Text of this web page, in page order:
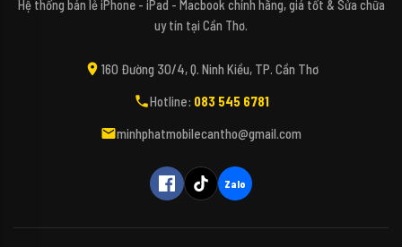
Xin chào bạn! Mình là Mipi - Trợ lý công nghệ
AI của Minh Phát Mobile đây. 📱✨
Bạn đang tìm kiếm các dòng điện thoại,
máy tính, iPad hay các phụ kiện bao da, kính
(Bấm biểu tượng Micro để nói trực tiếp với
Hệ thống bán lẻ iPhone - iPad - Macbook chính hãng, giá tốt & Sửa chữa
uy tín tại Cần Thơ.
160 Đường 30/4, Q. Ninh Kiều, TP. Cần Thơ
Hotline: 083 545 6781
minhphatmobilecantho@gmail.com
Zalo